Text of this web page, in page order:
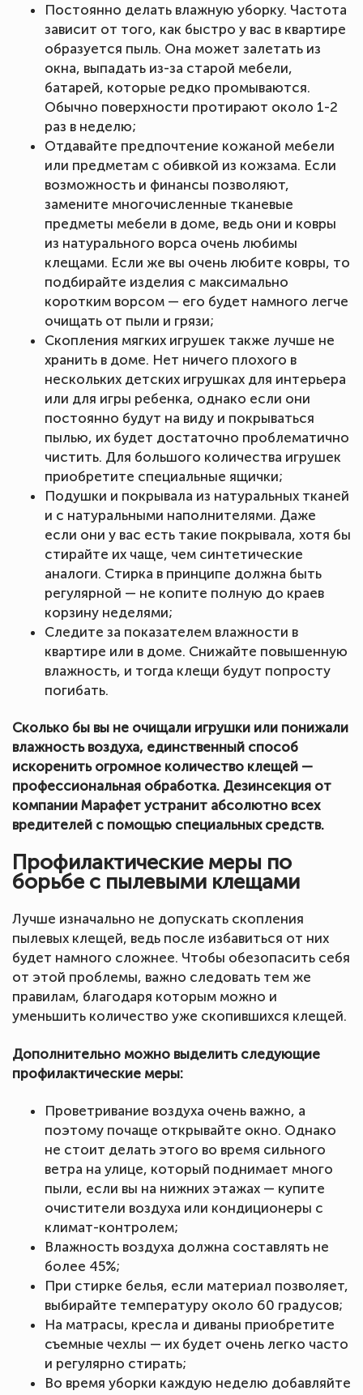
Постоянно делать влажную уборку. Частота
зависит от того, как быстро у вас в квартире
образуется пыль. Она может залетать из
окна, выпадать из-за старой мебели,
батарей, которые редко промываются.
Обычно поверхности протирают около 1-2
раз в неделю;
Отдавайте предпочтение кожаной мебели
или предметам с обивкой из кожзама. Если
возможность и финансы позволяют,
замените многочисленные тканевые
предметы мебели в доме, ведь они и ковры
из натурального ворса очень любимы
клещами. Если же вы очень любите ковры, то
подбирайте изделия с максимально
коротким ворсом — его будет намного легче
очищать от пыли и грязи;
Скопления мягких игрушек также лучше не
хранить в доме. Нет ничего плохого в
нескольких детских игрушках для интерьера
или для игры ребенка, однако если они
постоянно будут на виду и покрываться
пылью, их будет достаточно проблематично
чистить. Для большого количества игрушек
приобретите специальные ящички;
Подушки и покрывала из натуральных тканей
и с натуральными наполнителями. Даже
если они у вас есть такие покрывала, хотя бы
стирайте их чаще, чем синтетические
аналоги. Стирка в принципе должна быть
регулярной — не копите полную до краев
корзину неделями;
Следите за показателем влажности в
квартире или в доме. Снижайте повышенную
влажность, и тогда клещи будут попросту
погибать.
Сколько бы вы не очищали игрушки или понижали
влажность воздуха, единственный способ
искоренить огромное количество клещей —
профессиональная обработка. Дезинсекция от
компании Марафет устранит абсолютно всех
вредителей с помощью специальных средств.
Профилактические меры по
борьбе с пылевыми клещами
Лучше изначально не допускать скопления
пылевых клещей, ведь после избавиться от них
будет намного сложнее. Чтобы обезопасить себя
от этой проблемы, важно следовать тем же
правилам, благодаря которым можно и
уменьшить количество уже скопившихся клещей.
Дополнительно можно выделить следующие
профилактические меры:
Проветривание воздуха очень важно, а
поэтому почаще открывайте окно. Однако
не стоит делать этого во время сильного
ветра на улице, который поднимает много
пыли, если вы на нижних этажах — купите
очистители воздуха или кондиционеры с
климат-контролем;
Влажность воздуха должна составлять не
более 45%;
При стирке белья, если материал позволяет,
выбирайте температуру около 60 градусов;
На матрасы, кресла и диваны приобретите
съемные чехлы — их будет очень легко часто
и регулярно стирать;
Во время уборки каждую неделю добавляйте